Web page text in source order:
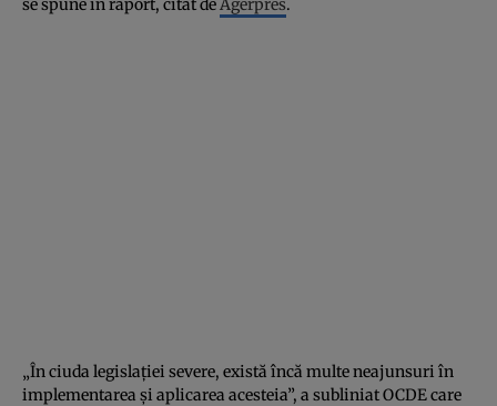
se spune in raport, citat deAgerpres.
„În ciuda legislaţiei severe, există încă multe neajunsuri în
implementarea şi aplicarea acesteia”, a subliniat OCDE care